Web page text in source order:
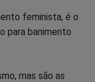
feminista, é o
para banimento
mas são as